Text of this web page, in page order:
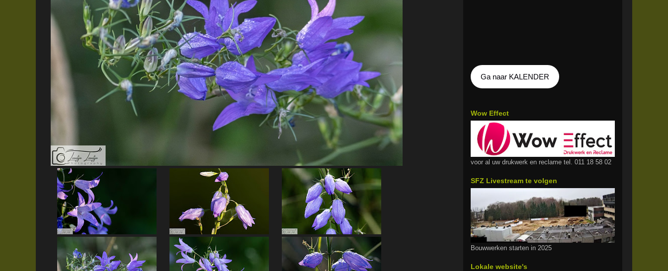
Ga naar KALENDER
Wow Effect
voor al uw drukwerk en reclame tel. 011 18 58 02
SFZ Livestream te volgen
Bouwwerken starten in 2025
Lokale website's